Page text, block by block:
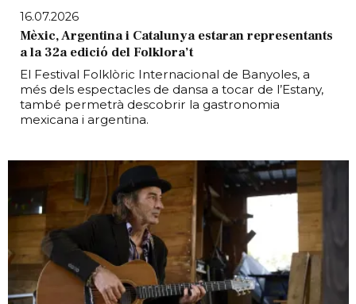
16.07.2026
Mèxic, Argentina i Catalunya estaran representants
a la 32a edició del Folklora’t
El Festival Folklòric Internacional de Banyoles, a
més dels espectacles de dansa a tocar de l’Estany,
també permetrà descobrir la gastronomia
mexicana i argentina.